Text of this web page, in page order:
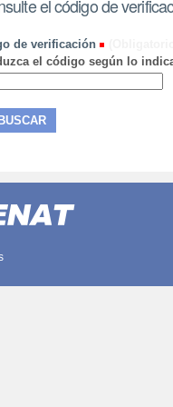
el código de
de verificación
el código según lo